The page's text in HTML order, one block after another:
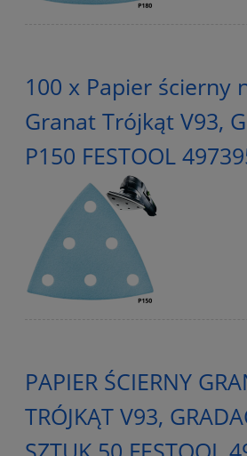
100 x Papier ścierny
Granat Trójkąt V93,
P150 FESTOOL
PAPIER ŚCIERNY
TRÓJKĄT V93,